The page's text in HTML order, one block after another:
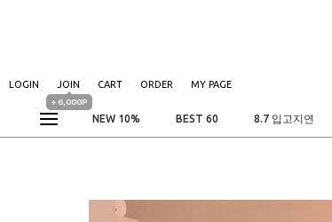
LOGIN JOIN
+ 6,000P
CART ORDER MY PAGE
NEW 10% BEST 60 8.7 입고지연